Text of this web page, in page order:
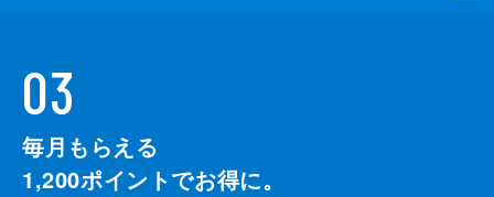
03
毎月もらえる
1,200ポイントでお得に。